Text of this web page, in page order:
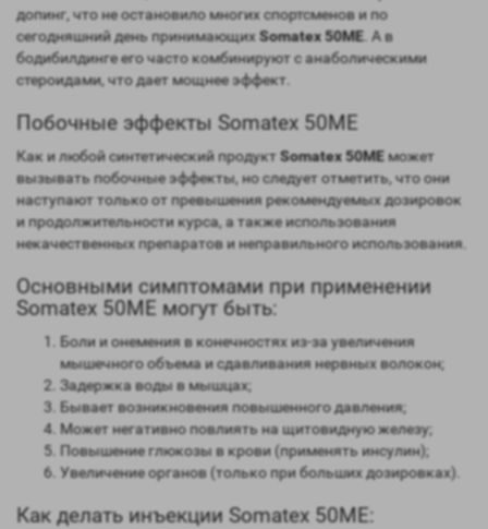
допинг, что не остановило многих спортсменов и по
сегодняшний день принимающихSomatex 50ME. А в
бодибилдинге его часто комбинируют с анаболическими
стероидами, что дает мощнее эффект.
Побочные эффекты Somatex 50ME
Как и любой синтетический продукт Somatex 50ME может
вызывать побочные эффекты, но следует отметить, что они
наступают только от превышения рекомендуемых дозировок
и продолжительности курса, а также использования
некачественных препаратов и неправильного использования.
Основными симптомами при применении
Somatex 50ME могут быть:
Боли и онемения в конечностях из-за увеличения
мышечного объема и сдавливания нервных волокон;
Задержка воды в мышцах;
Бывает возникновения повышенного давления;
Может негативно повлиять на щитовидную железу;
Повышение глюкозы в крови (применять инсулин);
Увеличение органов (только при больших дозировках).
Как делать инъекции Somatex 50ME: